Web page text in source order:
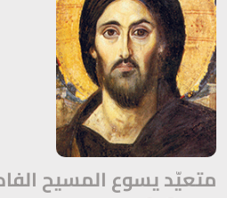
متعيّد يسوع المسيح